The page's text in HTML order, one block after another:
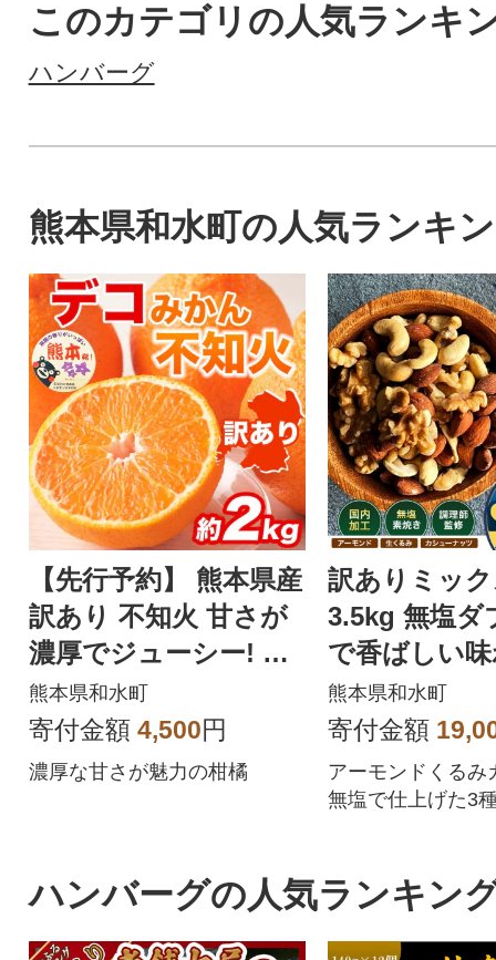
このカテゴリの人気ランキ
ハンバーグ
熊本県和水町の人気ランキ
【先行予約】 熊本県産
訳あり 不知火 甘さが
濃厚でジューシー! デ
コみかん 約2kg(和水
町)
熊本県和水町
寄付金額 4,500円
濃厚な甘さが魅力の柑橘
訳ありミッ
3.5kg 無塩ダ
で香ばしい
0g × 5袋 )
熊本県和水町
寄付金額
アーモンドくるみ
無塩で仕上げた3
ハンバーグの人気ランキン